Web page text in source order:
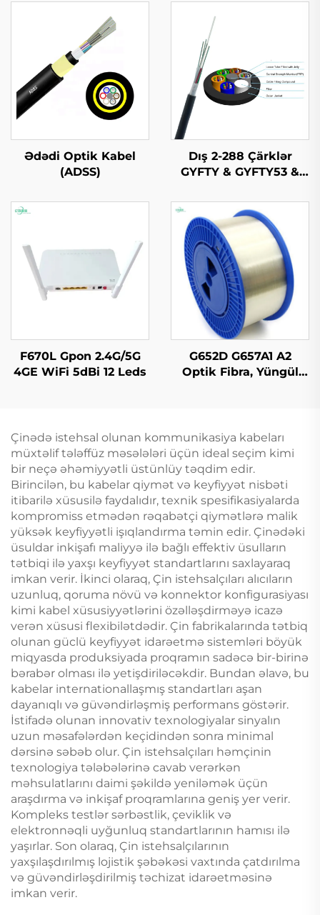
Ədədi Optik Kabel
(ADSS)
Dış 2-288 Çärklər
GYFTY & GYFTY53 &
Kabel
F670L Gpon 2.4G/5G
4GE WiFi 5dBi 12 Leds
G652D G657A1 A2
Optik Fibra, Yüngül
Çinədə istehsal olunan kommunikasiya kabeları
müxtəlif tələffüz məsələləri üçün ideal seçim kimi
bir neçə əhəmiyyətli üstünlüy təqdim edir.
Birincilən, bu kabelar qiymət və keyfiyyət nisbəti
itibarilə xüsusilə faydalıdır, texnik spesifikasiyalarda
kompromiss etmədən rəqabətçi qiymətlərə malik
yüksək keyfiyyətli işıqlandırma təmin edir. Çinədəki
üsuldar inkişafı maliyyə ilə bağlı effektiv üsulların
tətbiqi ilə yaxşı keyfiyyət standartlarını saxlayaraq
imkan verir. İkinci olaraq, Çin istehsalçıları alıcıların
uzunluq, qoruma növü və konnektor konfigurasiyası
kimi kabel xüsusiyyətlərini özəlləşdirməyə icazə
verən xüsusi flexibilətdədir. Çin fabrikalarında tətbiq
olunan güclü keyfiyyət idarəetmə sistemləri böyük
miqyasda produksiyada proqramın sadəcə bir-birinə
bərabər olması ilə yetişdiriləcəkdir. Bundan əlavə, bu
kabelar internationallaşmış standartları aşan
dayanıqlı və güvəndirləşmiş performans göstərir.
İstifadə olunan innovativ texnologiyalar sinyalın
uzun məsafələrdən keçidindən sonra minimal
dərsinə səbəb olur. Çin istehsalçıları həmçinin
texnologiya tələbələrinə cavab verərkən
məhsulatlarını daimi şəkildə yeniləmək üçün
araşdırma və inkişaf proqramlarına geniş yer verir.
Kompleks testlər sərbəstlik, çeviklik və
elektronnəqli uyğunluq standartlarının hamısı ilə
yaşırlar. Son olaraq, Çin istehsalçılarının
yaxşılaşdırılmış lojistik şəbəkəsi vaxtında çatdırılma
və güvəndirləşdirilmiş təchizat idarəetməsinə
imkan verir.